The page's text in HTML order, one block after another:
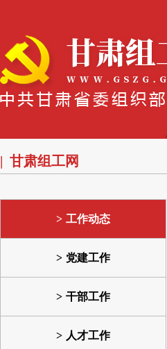
甘肃组工网
工作动态
党建工作
干部工作
人才工作